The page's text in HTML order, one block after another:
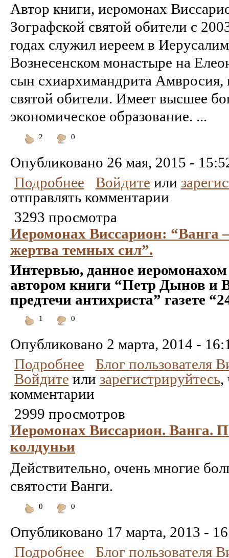
Автор книги, иеромонах
Зографской святой обители с
годах служил иереем в
Вознесенском монастыре на
сын схиархимандрита Амвросия,
святой обители. Имеет высшее
экономическое образование. ...
2
0
Опубликовано 26 мая, 2015 -
Подробнее
Войдите или
отправлять комментарии
3293 просмотра
Иеромонах Виссарион: “Ванга
жертва темных сил”.
Интервью, данное
автором книги “Петр Дынов и
предтечи антихриста” газете
1
0
Опубликовано 2 марта, 2014 -
Подробнее
Блог пользователя
Войдите или зарегистрируйтесь,
комментарии
2999 просмотров
Иеромонах Виссарион. Ванга.
колдуньи
Действительно, очень многие
святости Ванги.
0
0
Опубликовано 17 марта, 2013 -
Подробнее
Блог пользователя